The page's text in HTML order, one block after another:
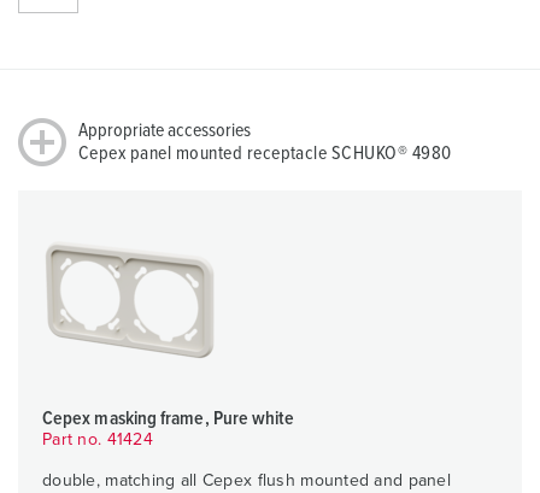
Appropriate accessories
Cepex panel mounted receptacle SCHUKO® 4980
Cepex masking frame, Pure white
Part no. 41424
double, matching all Cepex flush mounted and panel